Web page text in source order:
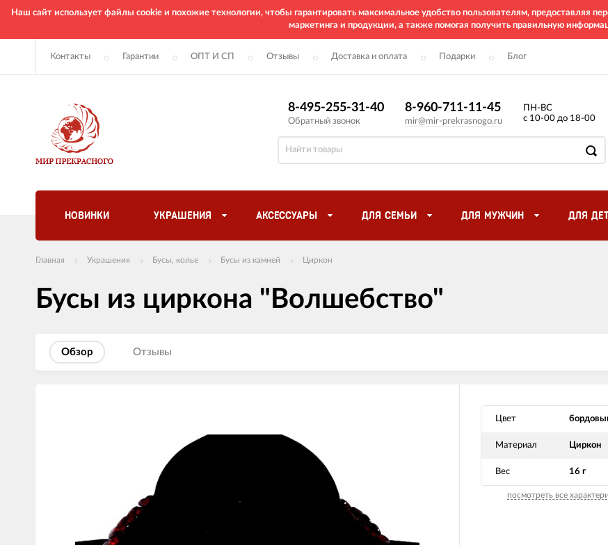
Наш сайт использует файлы cookie и похожие технологии, чтобы гарантировать максимальное удобство пользователям, предоставляя
маркетинга и продукции, а также помогая получить правильную
Контакты Гарантии ОПТ И СП Отзывы Доставка и оплата Подарки Блог
8-495-255-31-40
Обратный звонок
8-960-711-11-45
mir@mir-prekrasnogo.ru
ПН-ВС
с 10-00 до 18-00
НОВИНКИ УКРАШЕНИЯ АКСЕССУАРЫ ДЛЯ СЕМЬИ ДЛЯ МУЖЧИН ДЛЯ
Главная Украшения Бусы, колье Бусы из камней Циркон
Бусы из циркона "Волшебство"
Обзор Отзывы
Цвет
Материал Циркон
Вес 16 г
посмотреть все